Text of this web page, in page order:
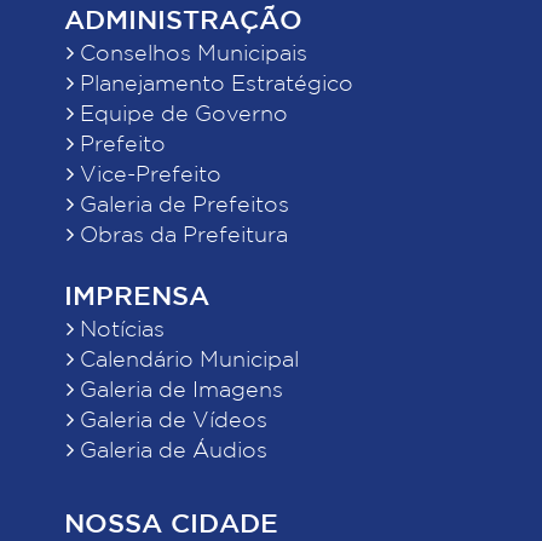
ADMINISTRAÇÃO
Conselhos Municipais
Planejamento Estratégico
Equipe de Governo
Prefeito
Vice-Prefeito
Galeria de Prefeitos
Obras da Prefeitura
IMPRENSA
Notícias
Calendário Municipal
Galeria de Imagens
Galeria de Vídeos
Galeria de Áudios
NOSSA CIDADE